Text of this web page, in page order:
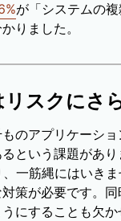
が「システムの
りました。
スクにさ
のアプリケーシ
という課題があり
一筋縄にはいきま
策が必要です。
にすることも欠か